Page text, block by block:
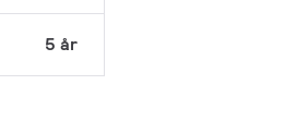
5 år